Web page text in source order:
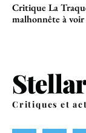
Critique La
malhonnête à
Critiques et